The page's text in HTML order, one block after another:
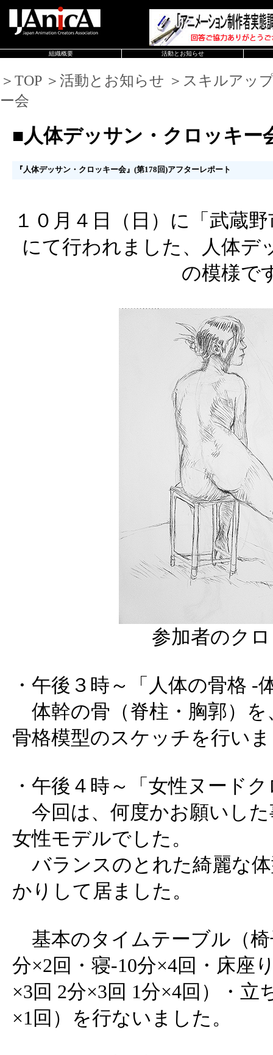
組織概要 活動とお知らせ
＞TOP ＞活動とお知らせ ＞スキルアッ
ー会
■人体デッサン・クロッキー
『人体デッサン・クロッキー会』(第178回)アフターレポート
１０月４日（日）に「武蔵
にて行われました、人体デ
の模様で
参加者のク
・午後３時～「人体の骨格 -
体幹の骨（脊柱・胸郭）を
骨格模型のスケッチを行い
・午後４時～「女性ヌード
今回は、何度かお願いし
女性モデルでした。
バランスのとれた綺麗な
かりして居ました。
基本のタイムテーブル（椅
分×2回・寝-10分×4回・床座
×3回 2分×3回 1分×4回）・立
×1回）を行ないました。